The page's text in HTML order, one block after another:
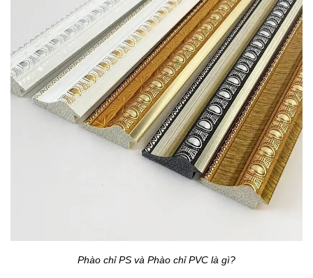
Phào chỉ PS và Phào chỉ PVC là gì?